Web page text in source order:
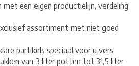
een eigen productielijn, verdeling
assortiment met niet goed
partikels speciaal voor u vers
van 3 liter potten tot 31,5 liter